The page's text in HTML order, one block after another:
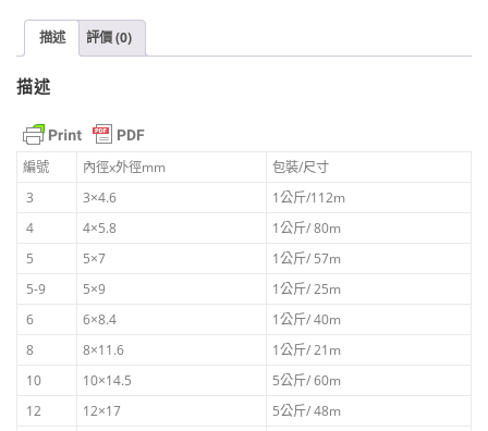
描述 評價 (0)
描述
編號 內徑x外徑mm
包裝/尺寸
3
3×4.6
1公斤/112m
4
4×5.8
1公斤/ 80m
5
5×7
1公斤/ 57m
5-9
5×9
1公斤/ 25m
6
6×8.4
1公斤/ 40m
8
8×11.6
1公斤/ 21m
10
10×14.5
5公斤/ 60m
12
12×17
5公斤/ 48m